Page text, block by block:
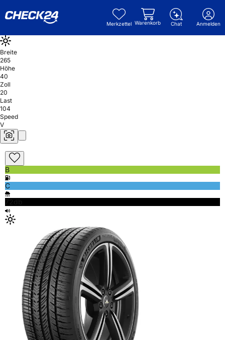
Merkzettel Warenkorb Chat Anmelden
Breite
265
Höhe
40
Zoll
20
Last
104
Speed
V
B
C
72db